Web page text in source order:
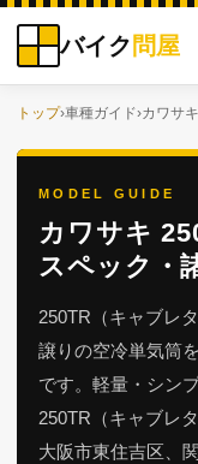
バイク 問屋
トップ›車種ガイド›カワサ
MODEL GUIDE
カワサキ
スペック・
250TR（キャブレ
譲りの空冷単気筒
です。軽量・シン
250TR（キャブレ
大阪市東住吉区、